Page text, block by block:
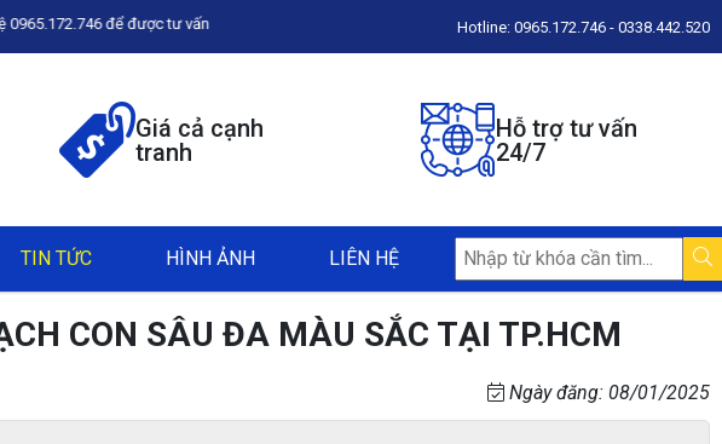
được tư vấn Hotline: 0965.172.746 - 0338.442.520
Giá cả cạnh
tranh
Hỗ trợ tư vấn
24/7
TIN TỨC HÌNH ẢNH LIÊN HỆ
CON SÂU ĐA MÀU SẮC TẠI TP.HCM
Ngày đăng: 08/01/2025